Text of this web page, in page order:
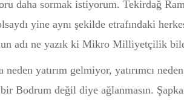
daha sormak istiyorum. Tekirdağ
yine aynı şekilde etrafındaki
adı ne yazık ki Mikro Milliyetçilik
neden yatırım gelmiyor, yatırımcı
Bodrum değil diye ağlanmasın.